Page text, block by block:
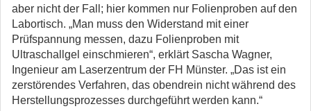
aber nicht der Fall; hier kommen nur Folienproben auf den
Labortisch. „Man muss den Widerstand mit einer
Prüfspannung messen, dazu Folienproben mit
Ultraschallgel einschmieren“, erklärt Sascha Wagner,
Ingenieur am Laserzentrum der FH Münster. „Das ist ein
zerstörendes Verfahren, das obendrein nicht während des
Herstellungsprozesses durchgeführt werden kann.“